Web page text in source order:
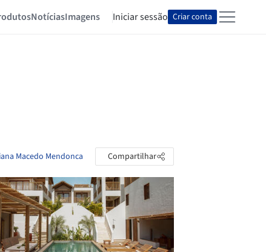
NotíciasImagens Iniciar sessão Criar conta
Macedo Mendonca Compartilhar